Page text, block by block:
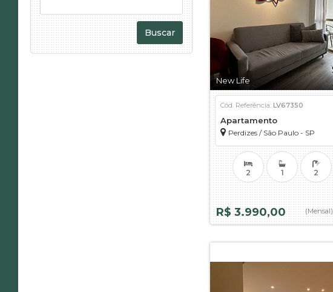
New Life
Apartamento
Perdizes/ São Paulo - SP
Cód. Referência: LV67350
R$ 3.990,00 (Mensal)
2 1 2